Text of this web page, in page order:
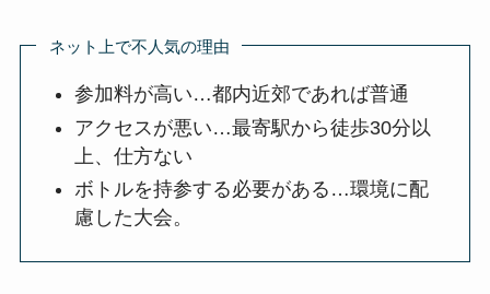
ネット上で不人気の理由
参加料が高い…都内近郊であれば普通
アクセスが悪い…最寄駅から徒歩30分以
上、仕方ない
ボトルを持参する必要がある…環境に配
慮した大会。